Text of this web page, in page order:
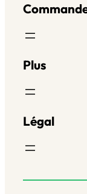
Plus
Légal